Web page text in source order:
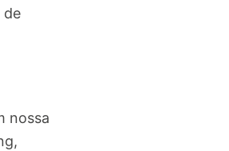
de
nossa